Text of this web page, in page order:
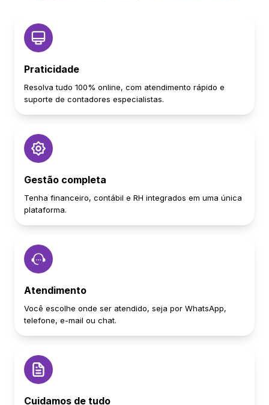
Praticidade
Resolva tudo 100% online, com atendimento rápido e
suporte de contadores especialistas.
Gestão completa
Tenha financeiro, contábil e RH integrados em uma única
plataforma.
Atendimento
Você escolhe onde ser atendido, seja por WhatsApp,
telefone, e-mail ou chat.
Cuidamos de tudo